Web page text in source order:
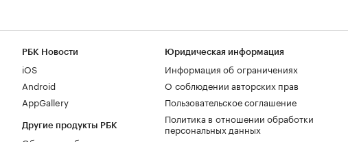
РБК Новости
iOS
Android
AppGallery
Другие продукты РБК
Юридическая информация
Информация об ограничениях
О соблюдении авторских прав
Пользовательское соглашение
Политика в отношении обработки
персональных данных